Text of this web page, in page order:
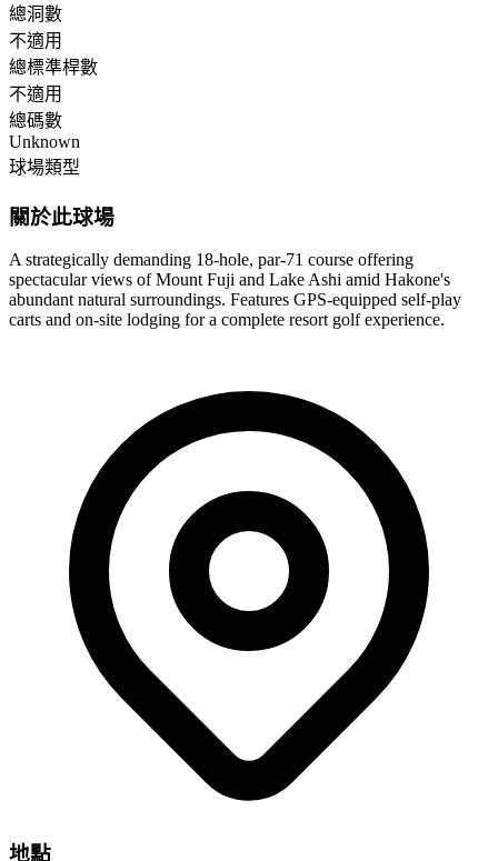
總洞數
不適用
總標準桿數
不適用
總碼數
Unknown
球場類型
關於此球場
A strategically demanding 18-hole, par-71 course offering
spectacular views of Mount Fuji and Lake Ashi amid Hakone's
abundant natural surroundings. Features GPS-equipped self-play
carts and on-site lodging for a complete resort golf experience.
地點